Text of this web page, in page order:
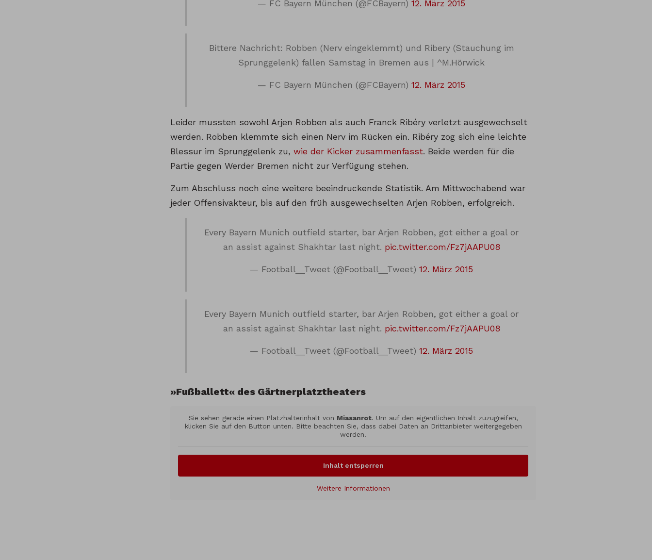
— FC Bayern München (@FCBayern) 12. März 2015
Bittere Nachricht: Robben (Nerv eingeklemmt) und Ribery (Stauchung im
Sprunggelenk) fallen Samstag in Bremen aus | ^M.Hörwick
— FC Bayern München (@FCBayern) 12. März 2015
Leider mussten sowohl Arjen Robben als auch Franck Ribéry verletzt ausgewechselt
werden. Robben klemmte sich einen Nerv im Rücken ein. Ribéry zog sich eine leichte
Blessur im Sprunggelenk zu, wie der Kicker zusammenfasst. Beide werden für die
Partie gegen Werder Bremen nicht zur Verfügung stehen.
Zum Abschluss noch eine weitere beeindruckende Statistik. Am Mittwochabend war
jeder Offensivakteur, bis auf den früh ausgewechselten Arjen Robben, erfolgreich.
Every Bayern Munich outfield starter, bar Arjen Robben, got either a goal or
an assist against Shakhtar last night. pic.twitter.com/Fz7jAAPU08
— Football__Tweet (@Football__Tweet) 12. März 2015
Every Bayern Munich outfield starter, bar Arjen Robben, got either a goal or
an assist against Shakhtar last night. pic.twitter.com/Fz7jAAPU08
— Football__Tweet (@Football__Tweet) 12. März 2015
»Fußballett« des Gärtnerplatztheaters
Sie sehen gerade einen Platzhalterinhalt von Miasanrot. Um auf den eigentlichen Inhalt zuzugreifen,
klicken Sie auf den Button unten. Bitte beachten Sie, dass dabei Daten an Drittanbieter weitergegeben
werden.
Inhalt entsperren
Weitere Informationen